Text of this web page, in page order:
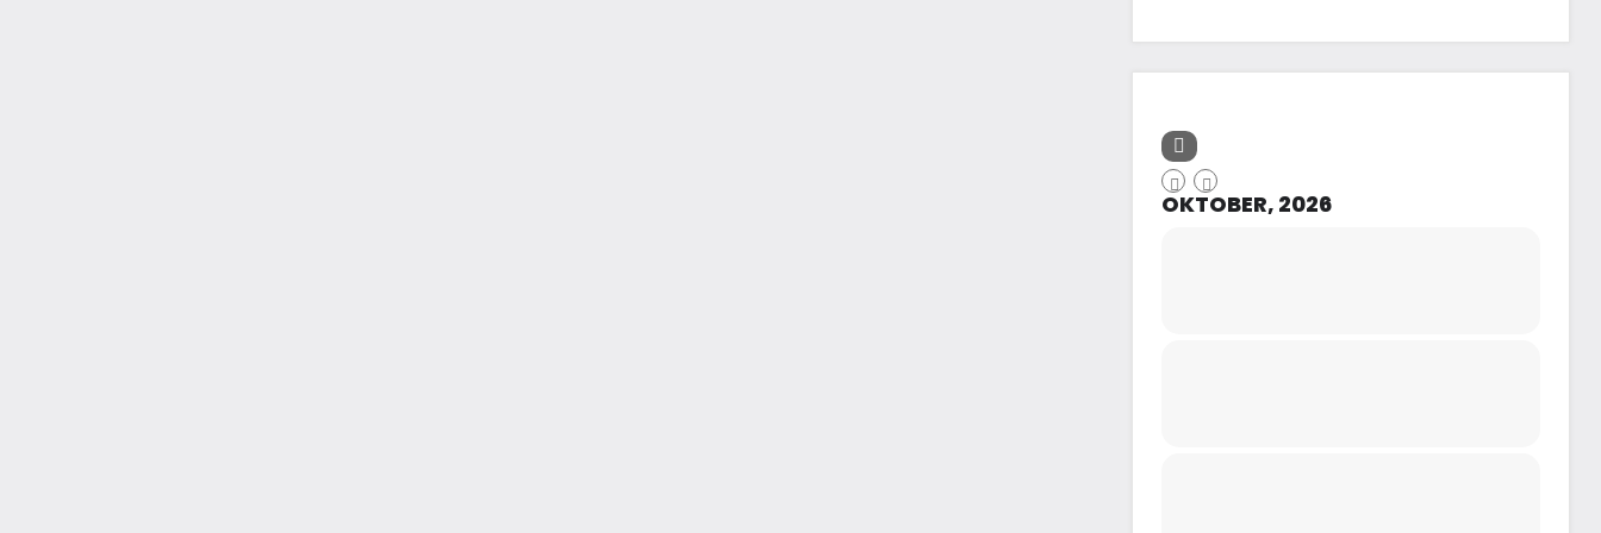
OKTOBER, 2026